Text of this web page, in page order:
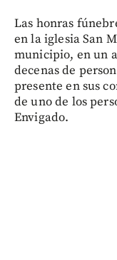
Las honras
en la iglesia San
municipio, en un
decenas de
presente en sus
de uno de los
Envigado.